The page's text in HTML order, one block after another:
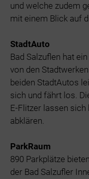
und welche zudem
mit einem Blick auf
StadtAuto
Bad Salzuflen hat
von den
beiden StadtAutos
sich und fährt los.
E-Flitzer lassen sich
abklären.
ParkRaum
890 Parkplätze
der Bad Salzufler